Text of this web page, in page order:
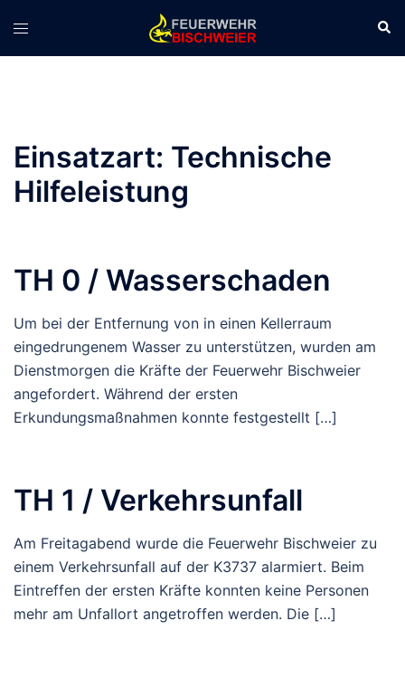
Inhalt
springen
Menü
Einsatzart: Technische
Hilfeleistung
TH 0 / Wasserschaden
Um bei der Entfernung von in einen Kellerraum
eingedrungenem Wasser zu unterstützen, wurden am
Dienstmorgen die Kräfte der Feuerwehr Bischweier
angefordert. Während der ersten
Erkundungsmaßnahmen konnte festgestellt […]
TH 1 / Verkehrsunfall
Am Freitagabend wurde die Feuerwehr Bischweier zu
einem Verkehrsunfall auf der K3737 alarmiert. Beim
Eintreffen der ersten Kräfte konnten keine Personen
mehr am Unfallort angetroffen werden. Die […]